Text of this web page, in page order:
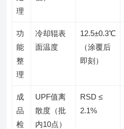
理
功
能
整
理
冷却辊表
面温度
12.5±0.3℃
（涂覆后
即刻）
成
品
检
UPF值离
散度（批
内10点）
RSD ≤
2.1%